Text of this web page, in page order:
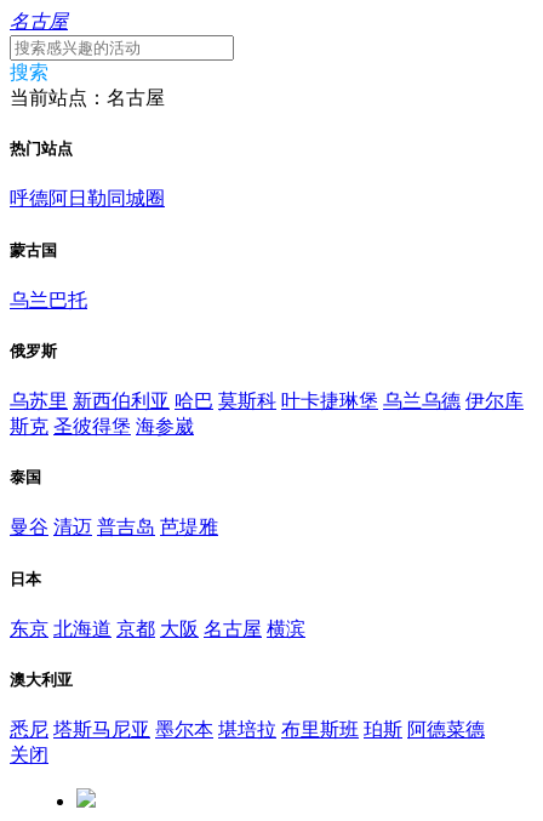
名古屋
搜索
当前站点：名古屋
热门站点
呼德阿日勒同城圈
蒙古国
乌兰巴托
俄罗斯
乌苏里 新西伯利亚 哈巴 莫斯科 叶卡捷琳堡 乌兰乌德 伊尔库
斯克 圣彼得堡 海参崴
泰国
曼谷 清迈 普吉岛 芭堤雅
日本
东京 北海道 京都 大阪 名古屋 横滨
澳大利亚
悉尼 塔斯马尼亚 墨尔本 堪培拉 布里斯班 珀斯 阿德菜德
关闭